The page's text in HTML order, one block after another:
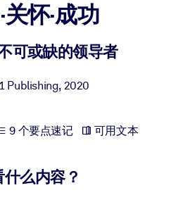
引入您的 LMS/LXP，以获得更强的学习效
为您的人工智能系统提供动力，以改善输
关怀·成功
可或缺的领导者
Publishing, 2020
9 个要点速记 可用文本
什么内容？